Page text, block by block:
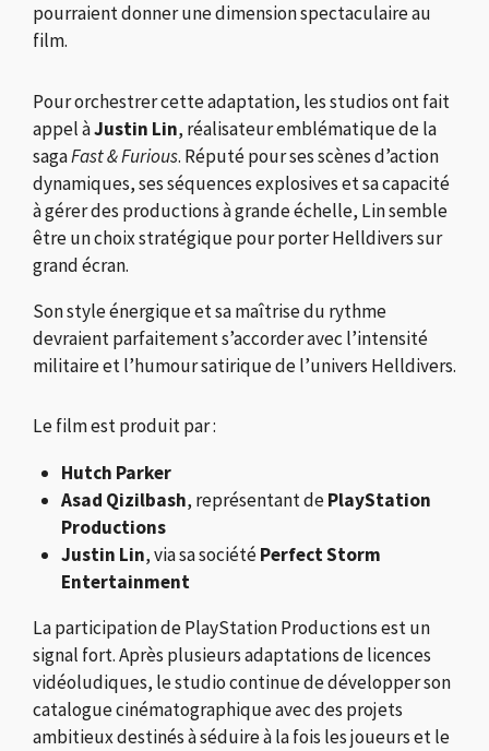
pourraient donner une dimension spectaculaire au
film.
Pour orchestrer cette adaptation, les studios ont fait
appel àJustin Lin, réalisateur emblématique de la
sagaFast & Furious. Réputé pour ses scènes d’action
dynamiques, ses séquences explosives et sa capacité
à gérer des productions à grande échelle, Lin semble
être un choix stratégique pour porter Helldivers sur
grand écran.
Son style énergique et sa maîtrise du rythme
devraient parfaitement s’accorder avec l’intensité
militaire et l’humour satirique de l’univers Helldivers.
Le film est produit par :
Hutch Parker
Asad Qizilbash, représentant dePlayStation
Productions
Justin Lin, via sa sociétéPerfect Storm
Entertainment
La participation de PlayStation Productions est un
signal fort. Après plusieurs adaptations de licences
vidéoludiques, le studio continue de développer son
catalogue cinématographique avec des projets
ambitieux destinés à séduire à la fois les joueurs et le